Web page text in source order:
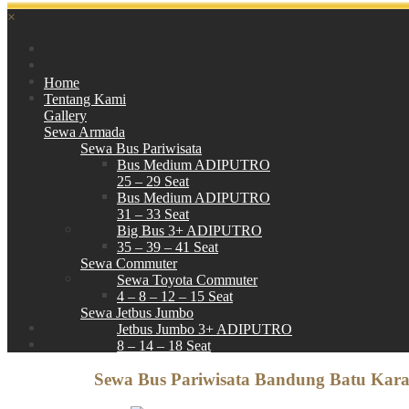
×
Home
Tentang Kami
Gallery
Sewa Armada
Sewa Bus Pariwisata
Bus Medium ADIPUTRO
25 – 29 Seat
Bus Medium ADIPUTRO
31 – 33 Seat
Big Bus 3+ ADIPUTRO
35 – 39 – 41 Seat
Sewa Commuter
Sewa Toyota Commuter
4 – 8 – 12 – 15 Seat
Sewa Jetbus Jumbo
Jetbus Jumbo 3+ ADIPUTRO
8 – 14 – 18 Seat
Sewa Bus Pariwisata Bandung Batu